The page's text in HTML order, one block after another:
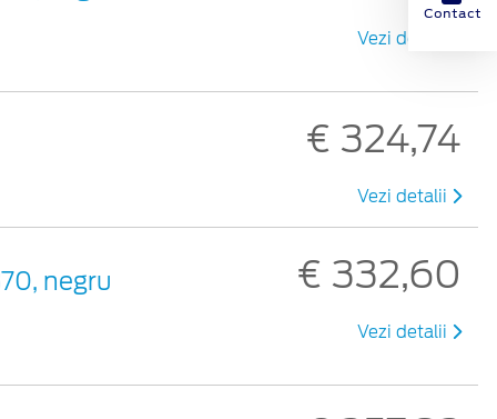
Vezi detalii
€ 324,74
Vezi detalii
negru
€ 332,60
Vezi detalii
Contact